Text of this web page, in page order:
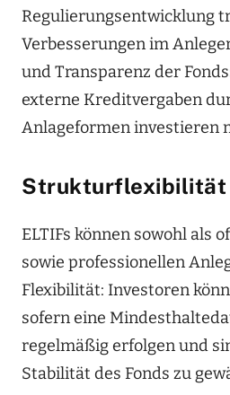
Regulierungsentwicklung
Verbesserungen im
und Transparenz der
externe Kreditvergaben
Anlageformen investieren
Strukturflexibilität
ELTIFs können sowohl als
sowie professionellen
Flexibilität: Investoren
sofern eine
regelmäßig erfolgen und
Stabilität des Fonds zu